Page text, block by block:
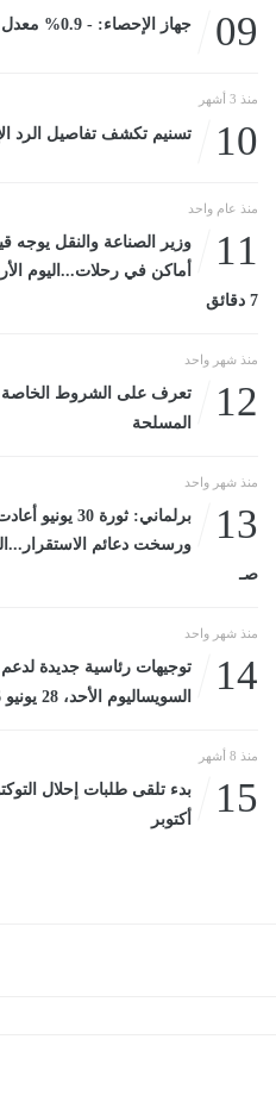
09 جهاز الإحصاء: - 0.9% معدل التضخم الشهرى لشهر يونيو 2026
منذ 3 أشهر
10 تسنيم تكشف تفاصيل الرد
منذ عام واحد
11
وزير الصناعة والنقل يوجه
7 دقائق
منذ شهر واحد
12
تعرف على الشروط الخاصة
المسلحة
منذ شهر واحد
13
برلماني: ثورة
صـ
منذ شهر واحد
14
توجيهات رئاسية جديدة
السويساليوم الأحد، 28 يونيو 2026 01:52 مـ
منذ 8 أشهر
15
أكتوبر